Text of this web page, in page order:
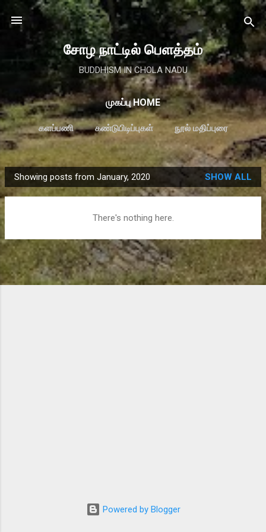
Skip to main content
சோழ நாட்டில் பௌத்தம்
BUDDHISM IN CHOLA NADU
முகப்பு HOME
களப்பணி கண்டுபிடிப்புகள் நூல் மதிப்புரை
MORE… விருதுகள்
P
o
s
Showing posts from January, 2020 SHOW ALL
There's nothing here.
Powered by Blogger